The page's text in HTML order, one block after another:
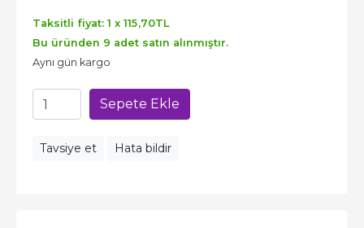
Taksitli fiyat: 1 x 115,70TL
Bu üründen 9 adet satın alınmıştır.
Aynı gün kargo
Sepete Ekle
Tavsiye et Hata bildir